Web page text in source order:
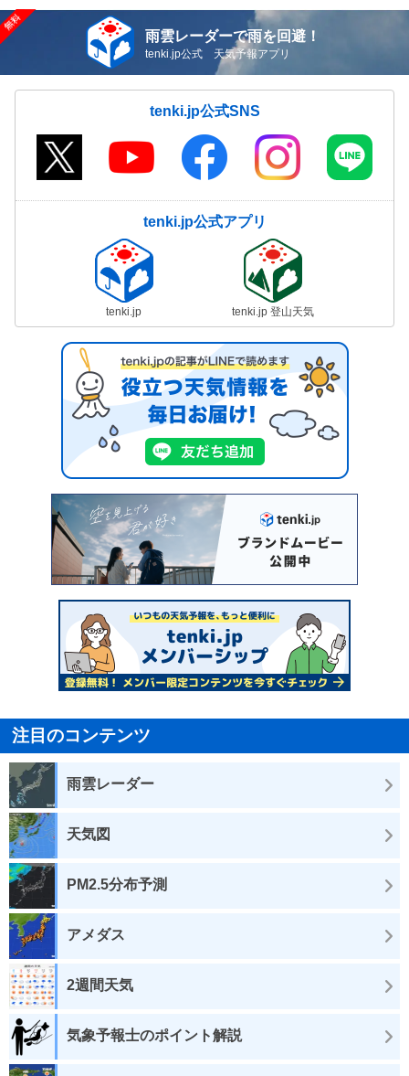
雨雲レーダーで雨を回避！
tenki.jp公式 天気予報アプリ
tenki.jp公式SNS
tenki.jp公式アプリ
tenki.jp tenki.jp 登山天気
注目のコンテンツ
雨雲レーダー
天気図
PM2.5分布予測
アメダス
2週間天気
気象予報士のポイント解説